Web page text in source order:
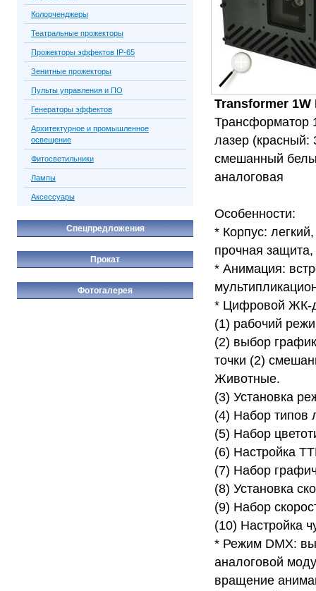
Transformer 1W
Трансформатор
лазер (красный:
смешанный
аналоговая
Особенности:
* Корпус:
прочная защита,
* Анимация:
* Цифровой ЖК-
(1) рабочий
(2) выбор
точки (2)
Животные.
(3) Установка
(4) Набор типов
(5) Набор
(6) Настройка
(7) Набор
(8) Установка
(9) Набор
(10) Настройка
* Режим DMX:
аналоговой
вращение
Колорченджеры
Театральные прожекторы
Прожекторы эффектов IP-65
Зенитные прожекторы
Пульты управления и ПО
Генераторы эффектов
Архитектурное и промышленное
освещение
Фитосветильники
Лампы
Аксессуары
Спецпредложения
Прокат
Фотогалерея